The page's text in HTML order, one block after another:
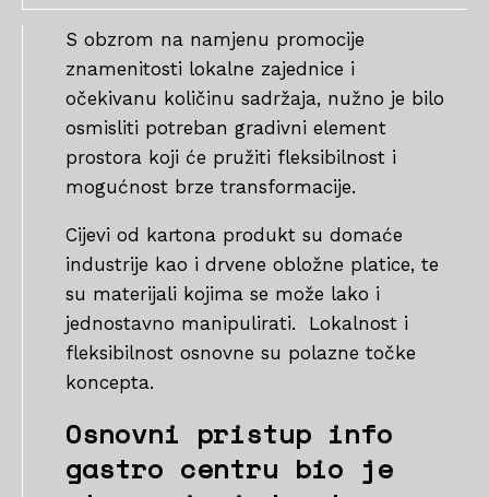
S obzrom na namjenu promocije
znamenitosti lokalne zajednice i
očekivanu količinu sadržaja, nužno je bilo
osmisliti potreban gradivni element
prostora koji će pružiti fleksibilnost i
mogućnost brze transformacije.
Cijevi od kartona produkt su domaće
industrije kao i drvene obložne platice, te
su materijali kojima se može lako i
jednostavno manipulirati. Lokalnost i
fleksibilnost osnovne su polazne točke
koncepta.
Osnovni pristup info
gastro centru bio je